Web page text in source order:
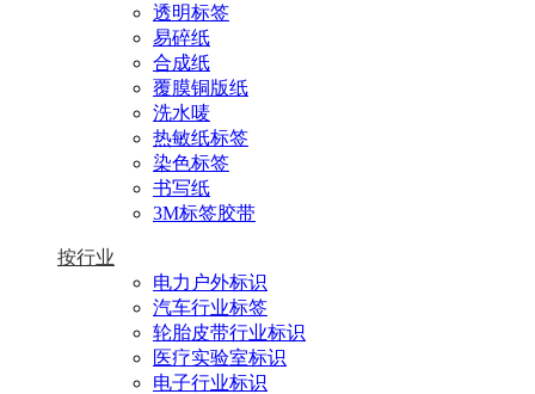
透明标签
易碎纸
合成纸
覆膜铜版纸
洗水唛
热敏纸标签
染色标签
书写纸
3M标签胶带
按行业
电力户外标识
汽车行业标签
轮胎皮带行业标识
医疗实验室标识
电子行业标识